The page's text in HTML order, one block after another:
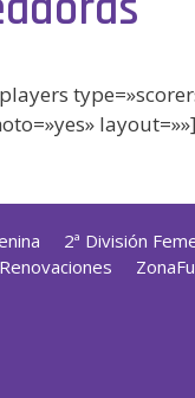
layout=»»]
2ª División